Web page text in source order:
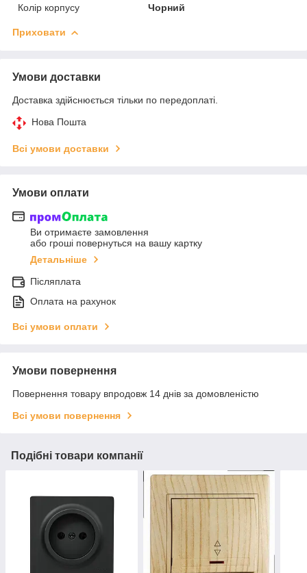
Колір корпусу
Чорний
Приховати
Умови доставки
Доставка здійснюється тільки по передоплаті.
Нова Пошта
Всі умови доставки
Умови оплати
Ви отримаєте замовлення
або гроші повернуться на вашу картку
Детальніше
Післяплата
Оплата на рахунок
Всі умови оплати
Умови повернення
Повернення товару впродовж 14 днів за домовленістю
Всі умови повернення
Подібні товари компанії